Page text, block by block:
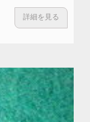
詳細を見る